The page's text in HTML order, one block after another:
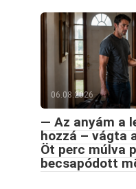
06.08.2026
— Az anyám a
hozzá – vágta
Öt perc múlva
becsapódott